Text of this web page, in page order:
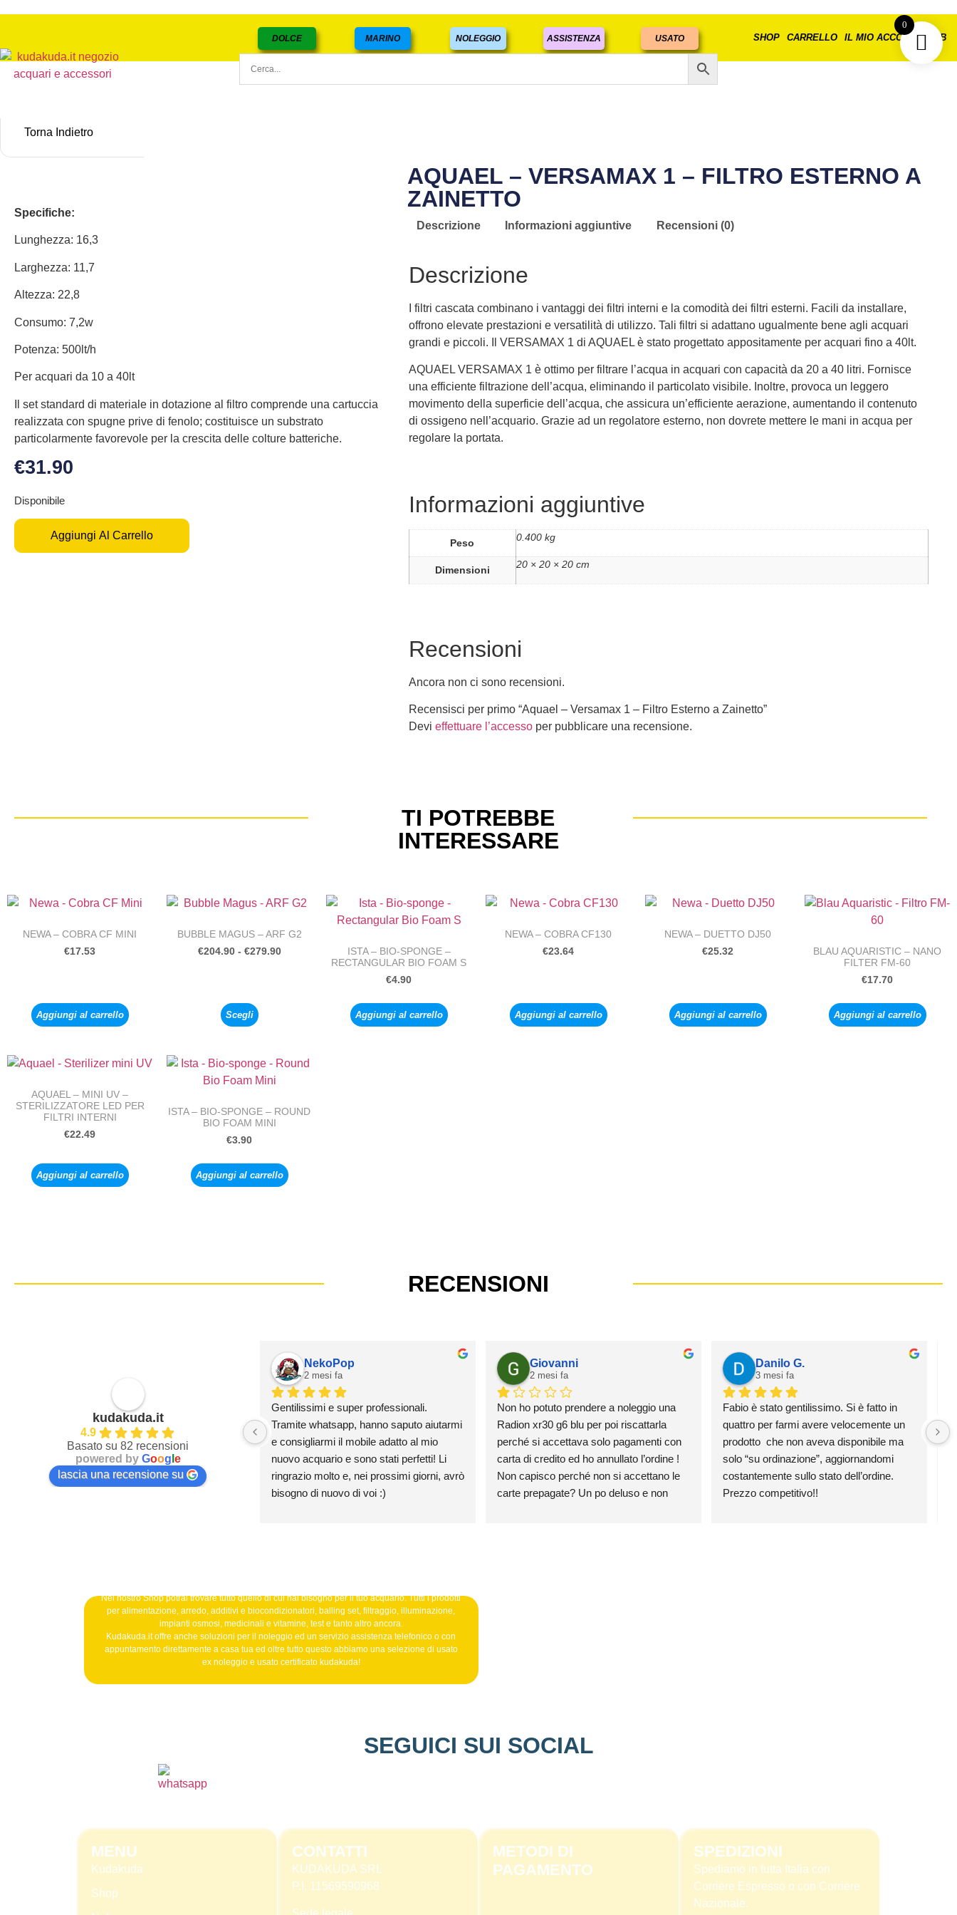
DOLCE MARINO NOLEGGIO ASSISTENZA USATO SHOP CARRELLO IL MIO ACCOUNT B2B
Torna Indietro
Specifiche:
Lunghezza: 16,3
Larghezza: 11,7
Altezza: 22,8
Consumo: 7,2w
Potenza: 500lt/h
Per acquari da 10 a 40lt
Il set standard di materiale in dotazione al filtro comprende una cartuccia
realizzata con spugne prive di fenolo; costituisce un substrato
particolarmente favorevole per la crescita delle colture batteriche.
€31.90
Disponibile
Aggiungi Al Carrello
AQUAEL – VERSAMAX 1 – FILTRO ESTERNO A
ZAINETTO
Descrizione Informazioni aggiuntive Recensioni (0)
Descrizione
I filtri cascata combinano i vantaggi dei filtri interni e la comodità dei filtri esterni. Facili da installare,
offrono elevate prestazioni e versatilità di utilizzo. Tali filtri si adattano ugualmente bene agli acquari
grandi e piccoli. Il VERSAMAX 1 di AQUAEL è stato progettato appositamente per acquari fino a 40lt.
AQUAEL VERSAMAX 1 è ottimo per filtrare l’acqua in acquari con capacità da 20 a 40 litri. Fornisce
una efficiente filtrazione dell’acqua, eliminando il particolato visibile. Inoltre, provoca un leggero
movimento della superficie dell’acqua, che assicura un’efficiente aerazione, aumentando il contenuto
di ossigeno nell’acquario. Grazie ad un regolatore esterno, non dovrete mettere le mani in acqua per
regolare la portata.
Informazioni aggiuntive
Peso 0.400 kg
Dimensioni 20 × 20 × 20 cm
Recensioni
Ancora non ci sono recensioni.
Recensisci per primo “Aquael – Versamax 1 – Filtro Esterno a Zainetto”
Devi effettuare l’accessoper pubblicare una recensione.
TI POTREBBE
INTERESSARE
NEWA – COBRA CF MINI
€17.53
Aggiungi al carrello
BUBBLE MAGUS – ARF G2
€204.90 - €279.90
Scegli
ISTA – BIO-SPONGE –
RECTANGULAR BIO FOAM S
€4.90
Aggiungi al carrello
NEWA – COBRA CF130
€23.64
Aggiungi al carrello
NEWA – DUETTO DJ50
€25.32
Aggiungi al carrello
BLAU AQUARISTIC – NANO
FILTER FM-60
€17.70
Aggiungi al carrello
AQUAEL – MINI UV –
STERILIZZATORE LED PER
FILTRI INTERNI
€22.49
Aggiungi al carrello
ISTA – BIO-SPONGE – ROUND
BIO FOAM MINI
€3.90
Aggiungi al carrello
RECENSIONI
kudakuda.it
4.9
Basato su 82 recensioni
powered by Goog e
lascia una recensione su
NekoPop
2 mesi fa
Gentilissimi e super professionali.
Tramite whatsapp, hanno saputo aiutarmi
e consigliarmi il mobile adatto al mio
nuovo acquario e sono stati perfetti! Li
ringrazio molto e, nei prossimi giorni, avrò
bisogno di nuovo di voi :)
Giovanni
2 mesi fa
Non ho potuto prendere a noleggio una
Radion xr30 g6 blu per poi riscattarla
perché si accettava solo pagamenti con
carta di credito ed ho annullato l’ordine !
Non capisco perché non si accettano le
carte prepagate? Un po deluso e non
Danilo G.
3 mesi fa
Fabio è stato gentilissimo. Si è fatto in
quattro per farmi avere velocemente un
prodotto  che non aveva disponibile ma
solo “su ordinazione”, aggiornandomi
costantemente sullo stato dell’ordine.
Prezzo competitivo!!
e
Nel nostro Shop potrai trovare tutto quello di cui hai bisogno per il tuo acquario. Tutti i prodotti
per alimentazione, arredo, additivi e biocondizionatori, balling set, filtraggio, illuminazione,
impianti osmosi, medicinali e vitamine, test e tanto altro ancora.
Kudakuda.it offre anche soluzioni per il noleggio ed un servizio assistenza telefonico o con
appuntamento direttamente a casa tua ed oltre tutto questo abbiamo una selezione di usato
ex noleggio e usato certificato kudakuda!
SEGUICI SUI SOCIAL
MENU
Kudakuda
Shop
CONTATTI
KUDAKUDA SRL
P.I. 11569590968
METODI DI
PAGAMENTO
SPEDIZIONI
Spediamo in tutta Italia con
Corriere Espresso o con Corriere
Nazionale.
0